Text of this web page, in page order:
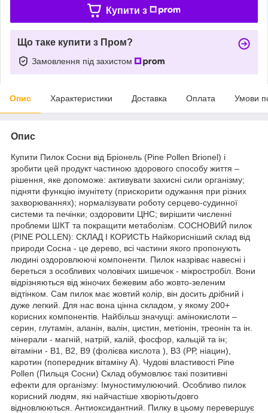
Купити з
Що таке купити з Пром?
Замовлення під захистом
Опис Характеристики Доставка Оплата Умови
Опис
Купити Пилок Сосни від Бріонель (Pine Pollen Brionel) і
зробити цей продукт частиною здорового способу життя –
рішення, яке допоможе: активувати захисні сили організму;
підняти функцію імунітету (прискорити одужання при різних
захворюваннях); нормалізувати роботу серцево-судинної
системи та печінки; оздоровити ЦНС; вирішити численні
проблеми ШКТ та покращити метаболізм. СОСНОВИЙ пилок
(PINE POLLEN): СКЛАД І КОРИСТЬ Найкорисніший склад від
природи Сосна - це дерево, всі частини якого пропонують
людині оздоровлюючі компоненти. Пилок назріває навесні і
береться з особливих чоловічих шишечок - мікростробіл. Вони
відрізняються від жіночих бежевим або жовто-зеленим
відтінком. Сам пилок має жовтий колір, він досить дрібний і
дуже легкий. Для нас вона цінна складом, у якому 200+
корисних компонентів. Найбільш значущі: амінокислоти –
серин, глутамін, аланін, валін, цистин, метіонін, треонін та ін.
мінерали - магній, натрій, калій, фосфор, кальцій та ін;
вітаміни - В1, В2, В9 (фолієва кислота ), В3 (РР, ніацин),
каротин (попередник вітаміну А). Чудові властивості Pine
Pollen (Пильця Сосни) Склад обумовлює такі позитивні
ефекти для організму: Імуностимулюючий. Особливо пилок
корисний людям, які найчастіше хворіють/довго
відновлюються. Антиоксидантний. Пилку в цьому перевершує